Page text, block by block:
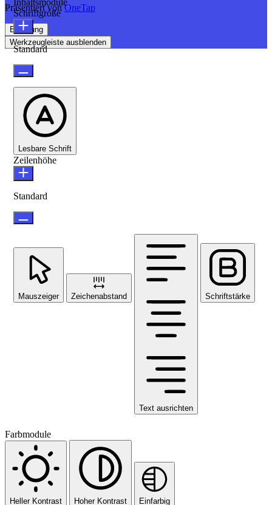
Präsentiert vonOneTap
Erklärung
Werkzeugleiste ausblenden
Schriftgröße
Standard
Lesbare Schrift
Zeilenhöhe
Standard
Mauszeiger Zeichenabstand
Text ausrichten
Schriftstärke
Farbmodule
Heller Kontrast Hoher Kontrast Einfarbig